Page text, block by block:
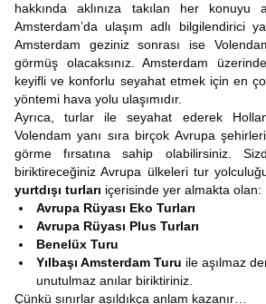
hakkında aklınıza takılan her konuyu
Amsterdam’da ulaşım adlı bilgilendirici
Amsterdam geziniz sonrası ise
görmüş olacaksınız. Amsterdam
keyifli ve konforlu seyahat etmek için en
yöntemi hava yolu ulaşımıdır.
Ayrıca, turlar ile seyahat ederek
Volendam yanı sıra birçok Avrupa
görme fırsatına sahip olabilirsiniz.
biriktireceğiniz Avrupa ülkeleri tur
yurtdışı turları içerisinde yer almakta olan:
Avrupa Rüyası Eko Turları
Avrupa Rüyası Plus Turları
Benelüx Turu
Yılbaşı Amsterdam Turu ile aşılmaz
unutulmaz anılar biriktiriniz.
Çünkü sınırlar aşıldıkça anlam kazanır…